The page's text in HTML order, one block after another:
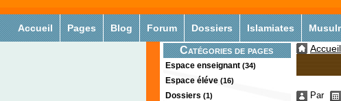
Accueil Pages Blog Forum Dossiers Islamiates
Catégories de pages
Espace enseignant (34)
Espace éléve (16)
Dossiers (1)
Accueil
Par